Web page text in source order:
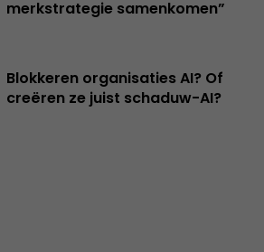
merkstrategie samenkomen”
Blokkeren organisaties AI? Of
creëren ze juist schaduw-AI?